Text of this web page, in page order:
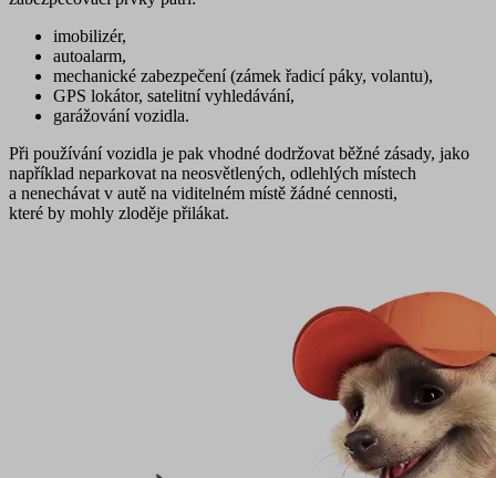
imobilizér,
autoalarm,
mechanické zabezpečení (zámek řadicí páky, volantu),
GPS lokátor, satelitní vyhledávání,
garážování vozidla.
Při používání vozidla je pak vhodné dodržovat běžné zásady, jako
například neparkovat na neosvětlených, odlehlých místech
a nenechávat v autě na viditelném místě žádné cennosti,
které by mohly zloděje přilákat.